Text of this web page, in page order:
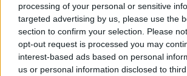
processing of your personal or sensitive
targeted advertising by us, please use the
section to confirm your selection. Please
opt-out request is processed you may
interest-based ads based on personal
us or personal information disclosed to
AUDIENCIAS ESTRENOS
GENTE TV CONCURSOS